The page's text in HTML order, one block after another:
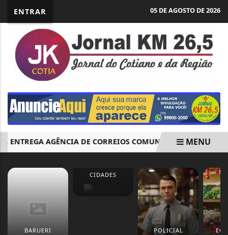
ENTRAR 05 DE AGOSTO DE 2026
ENTREGA AGÊNCIA DE CORREIOS COMUNITÁRIA EMMENU
BARUERI
CIDADES
POLICIAL